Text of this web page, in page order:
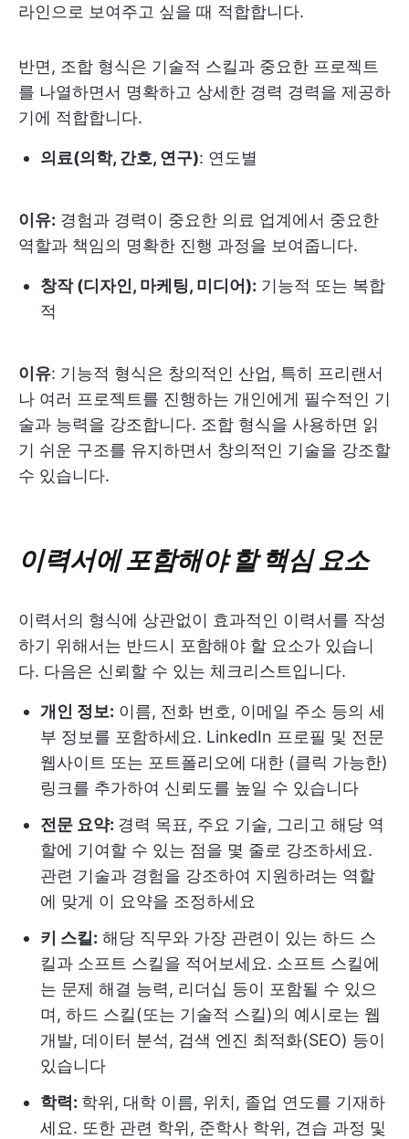
라인으로 보여주고 싶을 때 적합합니다.
반면, 조합 형식은 기술적 스킬과 중요한 프로젝트
를 나열하면서 명확하고 상세한 경력 경력을 제공하
기에 적합합니다.
의료(의학, 간호, 연구): 연도별
이유: 경험과 경력이 중요한 의료 업계에서 중요한
역할과 책임의 명확한 진행 과정을 보여줍니다.
창작 (디자인, 마케팅, 미디어): 기능적 또는 복합
적
이유: 기능적 형식은 창의적인 산업, 특히 프리랜서
나 여러 프로젝트를 진행하는 개인에게 필수적인 기
술과 능력을 강조합니다. 조합 형식을 사용하면 읽
기 쉬운 구조를 유지하면서 창의적인 기술을 강조할
수 있습니다.
이력서에 포함해야 할 핵심 요소
이력서의 형식에 상관없이 효과적인 이력서를 작성
하기 위해서는 반드시 포함해야 할 요소가 있습니
다. 다음은 신뢰할 수 있는 체크리스트입니다.
개인 정보: 이름, 전화 번호, 이메일 주소 등의 세
부 정보를 포함하세요. LinkedIn 프로필 및 전문
웹사이트 또는 포트폴리오에 대한 (클릭 가능한)
링크를 추가하여 신뢰도를 높일 수 있습니다
전문 요약: 경력 목표, 주요 기술, 그리고 해당 역
할에 기여할 수 있는 점을 몇 줄로 강조하세요.
관련 기술과 경험을 강조하여 지원하려는 역할
에 맞게 이 요약을 조정하세요
키 스킬: 해당 직무와 가장 관련이 있는 하드 스
킬과 소프트 스킬을 적어보세요. 소프트 스킬에
는 문제 해결 능력, 리더십 등이 포함될 수 있으
며, 하드 스킬(또는 기술적 스킬)의 예시로는 웹
개발, 데이터 분석, 검색 엔진 최적화(SEO) 등이
있습니다
학력: 학위, 대학 이름, 위치, 졸업 연도를 기재하
세요. 또한 관련 학위, 준학사 학위, 견습 과정 및